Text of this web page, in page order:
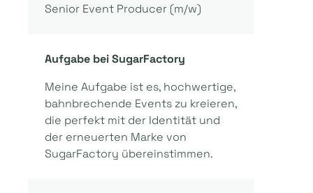
Senior Event Producer (m/w)
Aufgabe bei SugarFactory
Meine Aufgabe ist es, hochwertige,
bahnbrechende Events zu kreieren,
die perfekt mit der Identität und
der erneuerten Marke von
SugarFactory übereinstimmen.